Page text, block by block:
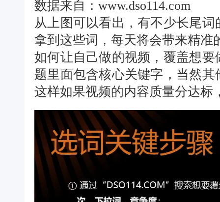
数据来自：www.dso114.com
从上图可以看出，有不少长尾
拿到这些词，每天将会带来精准
如何让自己做的视频，覆盖想
题里面包含核心关键字，当然
这样如果视频的内容质量分达